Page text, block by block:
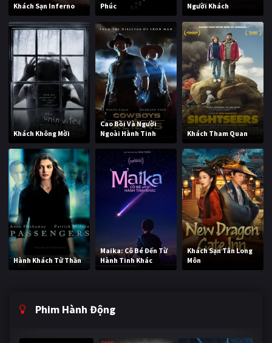
Khách Sạn Inferno
Phúc
Người Khách
Khách Không Mời
Cao Bồi Và Người
Ngoài Hành Tinh
Khách Tham Quan
Hành Khách Tử Thần
Maika: Cô Bé Đến Từ
Hành Tinh Khác
Khách Sạn Tân Long
Môn
Phim Hành Động